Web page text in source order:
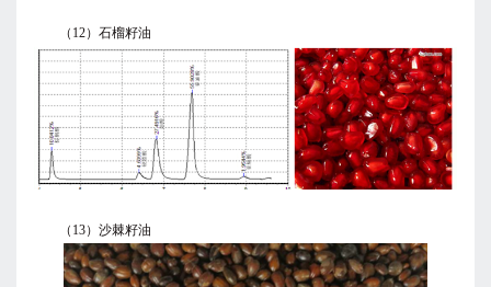
（12）石榴籽油
（13）沙棘籽油